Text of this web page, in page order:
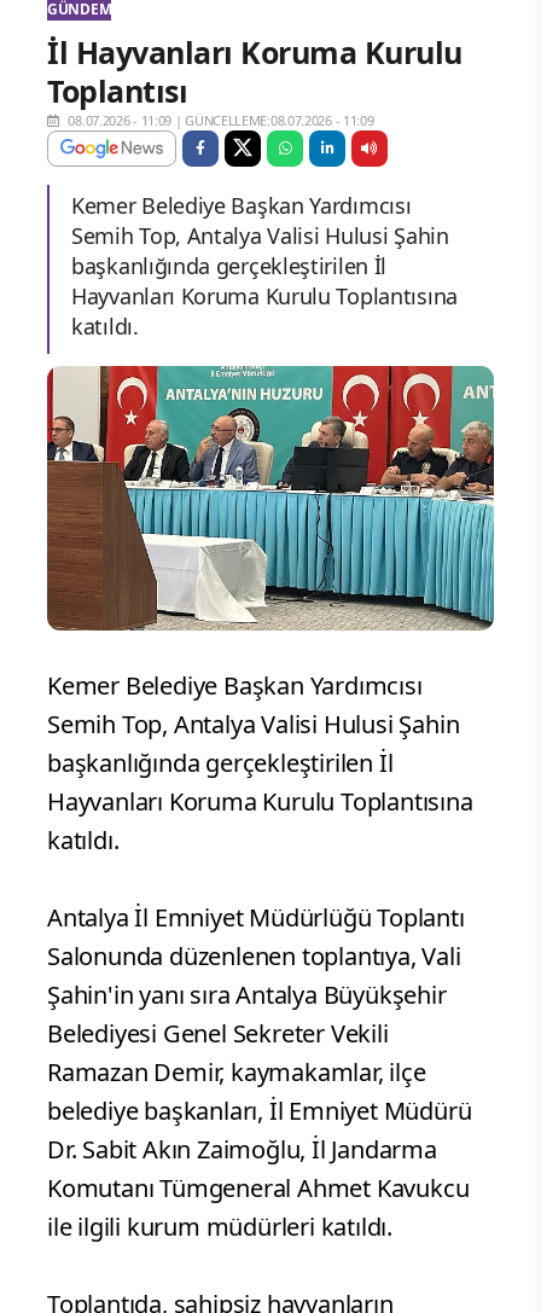
GÜNDEM
İl Hayvanları Koruma Kurulu
Toplantısı
08.07.2026 - 11:09 |GÜNCELLEME:08.07.2026 - 11:09
Kemer Belediye Başkan Yardımcısı
Semih Top, Antalya Valisi Hulusi Şahin
başkanlığında gerçekleştirilen İl
Hayvanları Koruma Kurulu Toplantısına
katıldı.
Kemer Belediye Başkan Yardımcısı
Semih Top, Antalya Valisi Hulusi Şahin
başkanlığında gerçekleştirilen İl
Hayvanları Koruma Kurulu Toplantısına
katıldı.
Antalya İl Emniyet Müdürlüğü Toplantı
Salonunda düzenlenen toplantıya, Vali
Şahin'in yanı sıra Antalya Büyükşehir
Belediyesi Genel Sekreter Vekili
Ramazan Demir, kaymakamlar, ilçe
belediye başkanları, İl Emniyet Müdürü
Dr. Sabit Akın Zaimoğlu, İl Jandarma
Komutanı Tümgeneral Ahmet Kavukcu
ile ilgili kurum müdürleri katıldı.
Toplantıda, sahipsiz hayvanların